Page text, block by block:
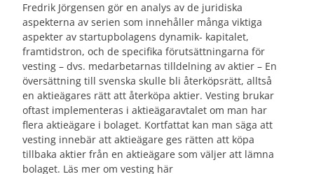
Fredrik Jörgensen gör en analys av de juridiska
aspekterna av serien som innehåller många viktiga
aspekter av startupbolagens dynamik- kapitalet,
framtidstron, och de specifika förutsättningarna för
vesting – dvs. medarbetarnas tilldelning av aktier – En
översättning till svenska skulle bli återköpsrätt, alltså
en aktieägares rätt att återköpa aktier. Vesting brukar
oftast implementeras i aktieägaravtalet om man har
flera aktieägare i bolaget. Kortfattat kan man säga att
vesting innebär att aktieägare ges rätten att köpa
tillbaka aktier från en aktieägare som väljer att lämna
bolaget. Läs mer om vesting här